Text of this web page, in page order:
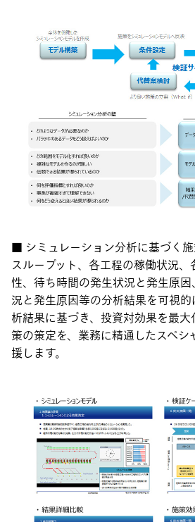
■ シミュレーション分析に基づく
スループット、各工程の稼働状況
性、待ち時間の発生状況と発生原
況と発生原因等の分析結果を可視
析結果に基づき、投資対効果を最
策の策定を、業務に精通したスペシ
援します。